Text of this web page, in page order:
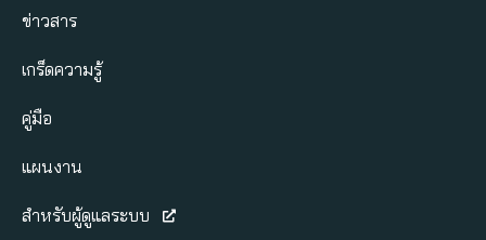
ข่าวสาร
เกร็ดความรู้
คู่มือ
แผนงาน
สำหรับผู้ดูแลระบบ